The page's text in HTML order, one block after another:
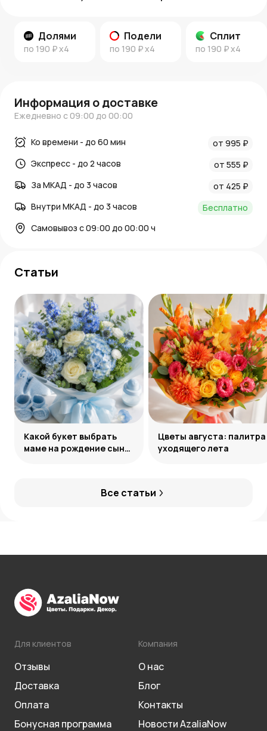
Долями
по 190 ₽x4
Подели
по 190 ₽x4
Сплит
по 190 ₽x4
Информация о доставке
Ежедневно с 09:00 до 00:00
Ко времени - до 60 мин
от 995 ₽
Экспресс - до 2 часов
от 555 ₽
За МКАД - до 3 часов
от 425 ₽
Внутри МКАД - до 3 часов
Бесплатно
Самовывоз с 09:00 до 00:00 ч
Статьи
Все статьи
Какой букет выбрать
маме на рождение сына:
Цветы августа: палитра
уходящего лета
Для клиентов
Отзывы
Доставка
Оплата
Бонусная программа
Компания
О нас
Блог
Контакты
Новости AzaliaNow